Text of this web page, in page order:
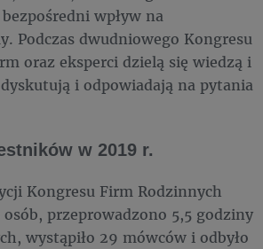
wpływ na
Podczas dwudniowego Kongresu
oraz eksperci dzielą się wiedzą i
i odpowiadają na pytania
w 2019 r.
Kongresu Firm Rodzinnych
osób, przeprowadzono 5,5 godziny
wystąpiło 29 mówców i odbyło